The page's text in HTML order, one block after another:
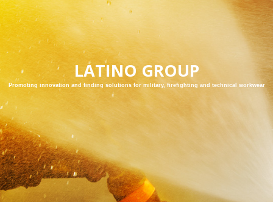
LATINO GROUP
Promoting innovation and finding solutions for military, firefighting and technical workwear